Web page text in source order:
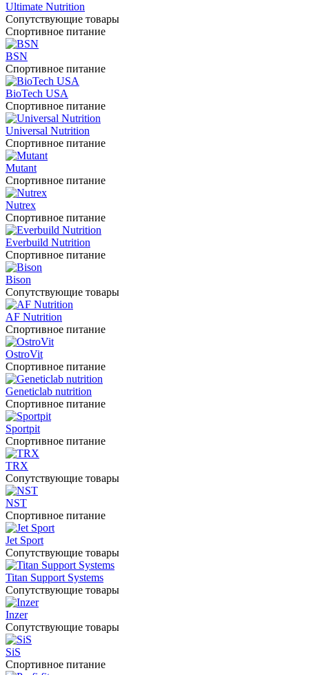
Ultimate Nutrition
Сопутствующие товары
Спортивное питание
BSN
Спортивное питание
BioTech USA
Спортивное питание
Universal Nutrition
Спортивное питание
Mutant
Спортивное питание
Nutrex
Спортивное питание
Everbuild Nutrition
Спортивное питание
Bison
Сопутствующие товары
AF Nutrition
Спортивное питание
OstroVit
Спортивное питание
Geneticlab nutrition
Спортивное питание
Sportpit
Спортивное питание
TRX
Сопутствующие товары
NST
Спортивное питание
Jet Sport
Сопутствующие товары
Titan Support Systems
Сопутствующие товары
Inzer
Сопутствующие товары
SiS
Спортивное питание